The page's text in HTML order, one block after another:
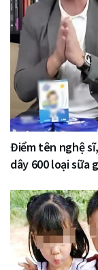
Điểm tên nghệ
dây 600 loại sữa